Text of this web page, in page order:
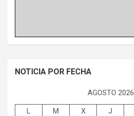
NOTICIA POR FECHA
AGOSTO 2026
L M X J